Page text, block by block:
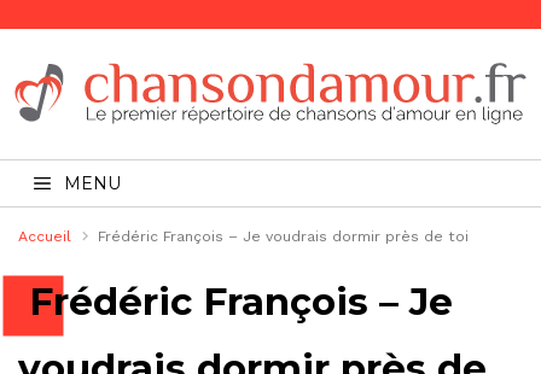
MENU
Accueil Frédéric François – Je voudrais dormir près de toi
Frédéric François – Je